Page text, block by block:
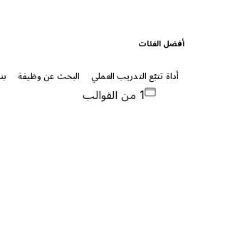
أفضل الفئات
أداة تتبّع التدريب العملي البحث عن وظيفة
1 من القوالب